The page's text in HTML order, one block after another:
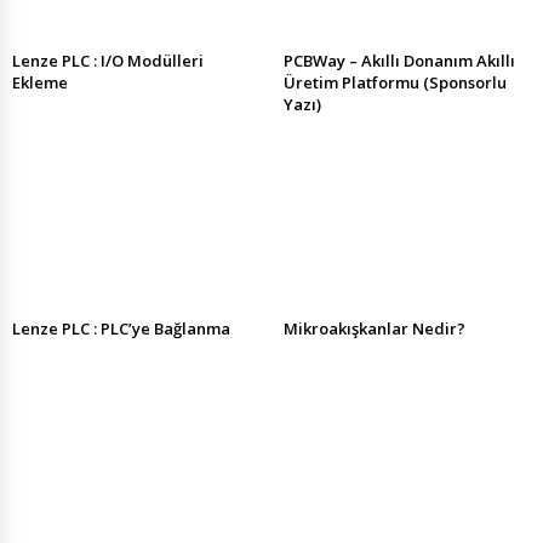
Lenze PLC : I/O Modülleri
Ekleme
PCBWay – Akıllı Donanım Akıllı
Üretim Platformu (Sponsorlu
Yazı)
Lenze PLC : PLC’ye Bağlanma Mikroakışkanlar Nedir?